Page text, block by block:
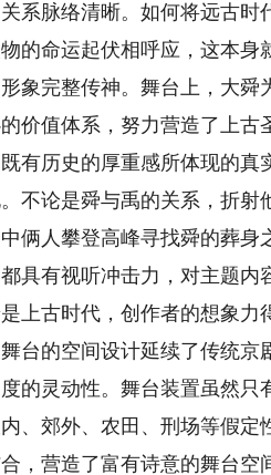
脉络清晰。如何将远古时
的命运起伏相呼应，这本
象完整传神。舞台上，大舜
价值体系，努力营造了上古
有历史的厚重感所体现的
不论是舜与禹的关系，折射
俩人攀登高峰寻找舜的葬
具有视听冲击力，对主题内
古时代，创作者的想象力
台的空间设计延续了传统
的灵动性。舞台装置虽然只
、郊外、农田、刑场等假定
，营造了富有诗意的舞台空